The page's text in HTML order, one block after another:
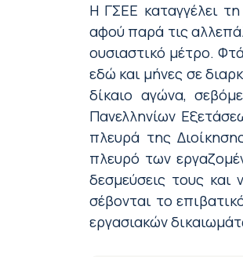
Η ΓΣΕΕ καταγγέλει
αφού παρά τις
ουσιαστικό μέτρο.
εδώ και μήνες σε δι
δίκαιο αγώνα,
Πανελληνίων
πλευρά της
πλευρό των
δεσμεύσεις τους και
σέβονται το
εργασιακών